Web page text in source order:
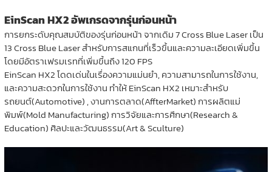
EinScan HX2 อัพเกรดจากรุ่นก่อนหน้า
การยกระดับคุณสมบัติของรุ่นก่อนหน้า จากเดิม 7 Cross Blue Laser เป็น
13 Cross Blue Laser สำหรับการสแกนที่เร็วขึ้นและความละเอียดเพิ่มขึ้น
โดยมีอัตราเฟรมเรทที่เพิ่มขึ้นถึง 120 FPS
EinScan HX2 โดดเด่นในเรื่องความแม่นยำ, ความสามารถในการใช้งาน,
และความสะดวกในการใช้งาน ทำให้ EinScan HX2 เหมาะสำหรับ
รถยนต์(Automotive) , งานการตลาด(AffterMarket) การผลิตแม่
พิมพ์(Mold Manufacturing) การวิจัยและการศึกษา(Research &
Education) ศิลปะและวัฒนธรรม(Art & Sculture)